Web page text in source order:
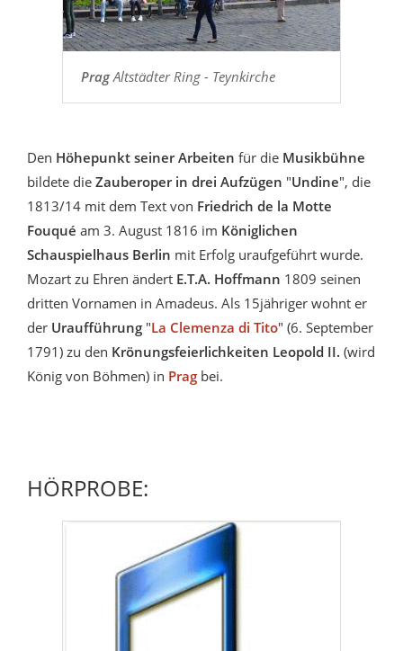
PragAltstädter Ring - Teynkirche
Den Höhepunkt seiner Arbeiten für die Musikbühne
bildete die Zauberoper in drei Aufzügen "Undine", die
1813/14 mit dem Text von Friedrich de la Motte
Fouqué am 3. August 1816 im Königlichen
Schauspielhaus Berlin mit Erfolg uraufgeführt wurde.
Mozart zu Ehren ändert E.T.A. Hoffmann 1809 seinen
dritten Vornamen in Amadeus. Als 15jähriger wohnt er
der Uraufführung "La Clemenza di Tito" (6. September
1791) zu den Krönungsfeierlichkeiten Leopold II. (wird
König von Böhmen) in Prag bei.
HÖRPROBE: